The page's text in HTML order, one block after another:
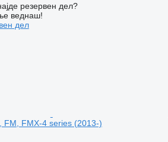
резервен дел?
веднаш!
дел
FM, FMX-4 series (2013-)